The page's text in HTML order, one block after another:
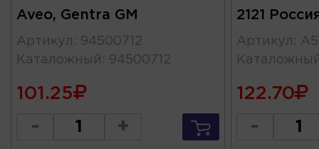
Aveo, Gentra GM
Артикул : 94500712
Каталожный : 94500712
101.25
- +
2121
Артикул :
122.70
-